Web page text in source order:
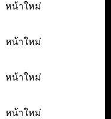
หน้าใหม่
หน้าใหม่
หน้าใหม่
หน้าใหม่